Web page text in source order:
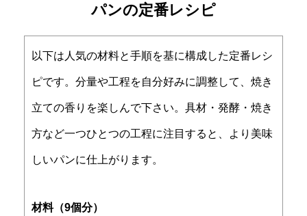
パンの定番レシピ
以下は人気の材料と手順を基に構成した定番レシ
ピです。分量や工程を自分好みに調整して、焼き
立ての香りを楽しんで下さい。具材・発酵・焼き
方など一つひとつの工程に注目すると、より美味
しいパンに仕上がります。
材料（9個分）